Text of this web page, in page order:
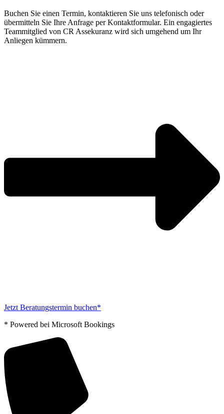
Buchen Sie einen Termin, kontaktieren Sie uns telefonisch oder
übermitteln Sie Ihre Anfrage per Kontaktformular. Ein engagiertes
Teammitglied von CR Assekuranz wird sich umgehend um Ihr
Anliegen kümmern.
Jetzt Beratungstermin buchen*
* Powered bei Microsoft Bookings